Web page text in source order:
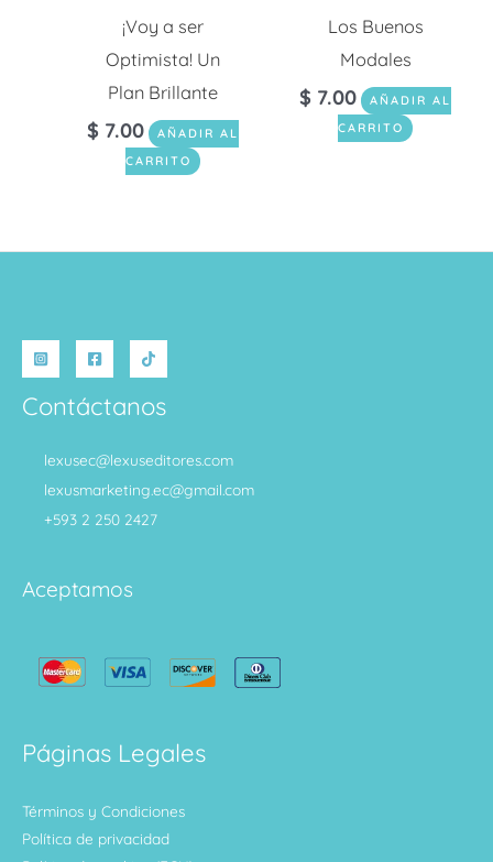
¡Voy a ser
Optimista! Un
Plan Brillante
$ 7.00
AÑADIR AL
CARRITO
Los Buenos
Modales
$ 7.00
AÑADIR AL
CARRITO
Contáctanos
lexusec@lexuseditores.com
lexusmarketing.ec@gmail.com
+593 2 250 2427
Aceptamos
Páginas Legales
Términos y Condiciones
Política de privacidad